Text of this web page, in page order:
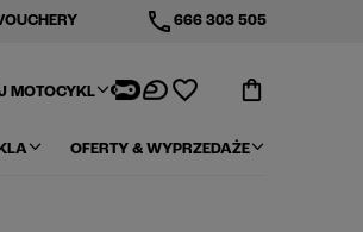
phone666 303 505
MOTOCYKL
OFERTY & WYPRZEDAŻE